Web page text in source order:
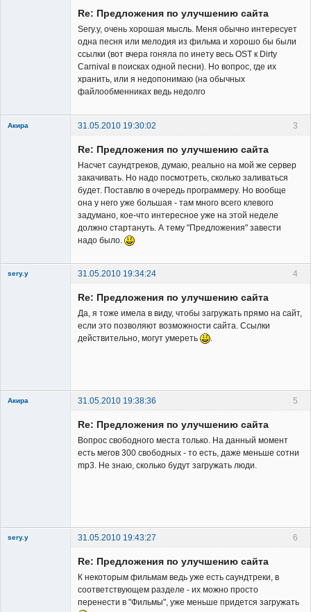
Re: Предложения по улучшению сайта
Sery.y, очень хорошая мысль. Меня обычно интересует
одна песня или мелодия из фильма и хорошо бы были
ссылки (вот вчера гоняла по инету весь OST к Dirty
Carnival в поисках одной песни). Но вопрос, где их
хранить, или я недопонимаю (на обычных
файлообменниках ведь недолго
3
Акира 31.05.2010 19:30:02
Re: Предложения по улучшению сайта
Насчет саундтреков, думаю, реально на мой же сервер
закачивать. Но надо посмотреть, сколько заливаться
будет. Поставлю в очередь программеру. Но вообще
она у него уже большая - там много всего клевого
задумано, кое-что интересное уже на этой неделе
должно стартануть. А тему "Предложения" завести
надо было.
4
sery.y 31.05.2010 19:34:24
Re: Предложения по улучшению сайта
Да, я тоже имела в виду, чтобы загружать прямо на сайт,
если это позволяют возможности сайта. Ссылки
действительно, могут умереть
.
5
Акира 31.05.2010 19:38:36
Re: Предложения по улучшению сайта
Вопрос свободного места только. На данный момент
есть мегов 300 свободных - то есть, даже меньше сотни
mp3. Не знаю, сколько будут загружать люди.
6
sery.y 31.05.2010 19:43:27
Re: Предложения по улучшению сайта
К некоторым фильмам ведь уже есть саундтреки, в
соответствующем разделе - их можно просто
перенести в "Фильмы", уже меньше придется загружать